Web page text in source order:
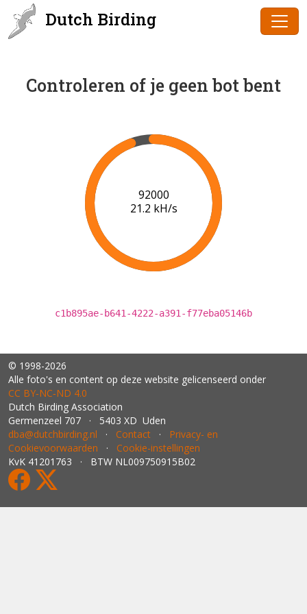
Dutch Birding
Controleren of je geen bot bent
94000
21.3 kH/s
c1b895ae-b641-4222-a391-f77eba05146b
© 1998-2026
Alle foto's en content op deze website gelicenseerd onder
CC BY‑NC‑ND 4.0
Dutch Birding Association
Germenzeel 707 · 5403 XD Uden
dba@dutchbirding.nl · Contact · Privacy- en
Cookievoorwaarden · Cookie-instellingen
KvK 41201763 · BTW NL009750915B02